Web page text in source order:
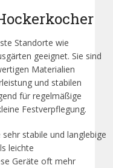
Standorte wie
geeignet. Sie sind
Materialien
und stabilen
für regelmäßige
Festverpflegung.
stabile und langlebige
leichte
Geräte oft mehr